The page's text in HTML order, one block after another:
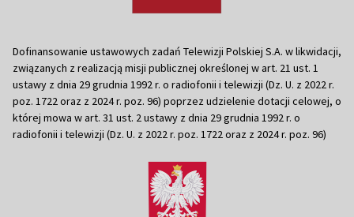
Dofinansowanie ustawowych zadań Telewizji Polskiej S.A. w likwidacji,
związanych z realizacją misji publicznej określonej w art. 21 ust. 1
ustawy z dnia 29 grudnia 1992 r. o radiofonii i telewizji (Dz. U. z 2022 r.
poz. 1722 oraz z 2024 r. poz. 96) poprzez udzielenie dotacji celowej, o
której mowa w art. 31 ust. 2 ustawy z dnia 29 grudnia 1992 r. o
radiofonii i telewizji (Dz. U. z 2022 r. poz. 1722 oraz z 2024 r. poz. 96)